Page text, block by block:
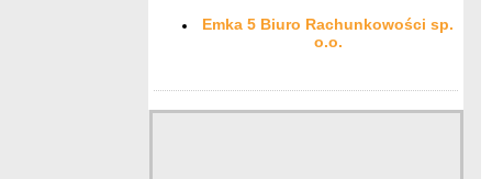
Emka 5 Biuro Rachunkowości sp.
o.o.